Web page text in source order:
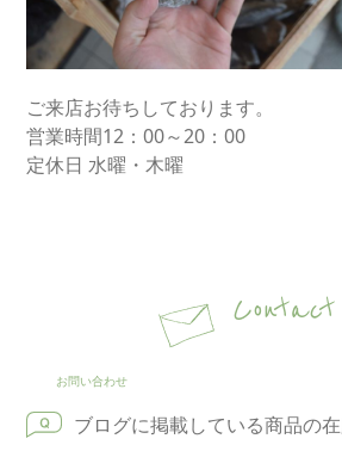
ご来店お待ちしております。
営業時間12：00～20：00
定休日 水曜・木曜
Contact
お問い合わせ
ブログに掲載している商品の